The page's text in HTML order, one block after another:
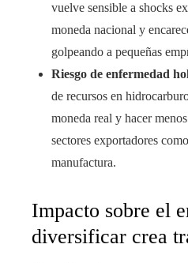
vuelve sensible a shocks
moneda nacional y
golpeando a pequeñas
Riesgo de enfermedad
de recursos en
moneda real y hacer
sectores exportadores
manufactura.
Impacto sobre el
diversificar crea